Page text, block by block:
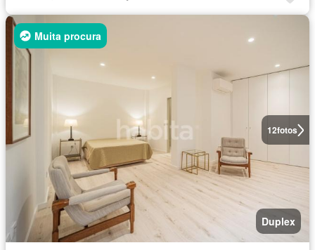
12fotos
Muita procura
Duplex